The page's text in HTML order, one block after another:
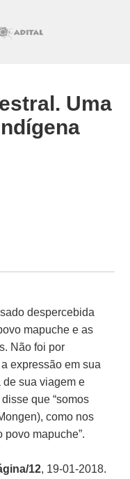
Uma
despercebida
mapuche e as
Não foi por
expressão em sua
de sua viagem e
disse que “somos
como nos
mapuche”.
12, 19-01-2018.